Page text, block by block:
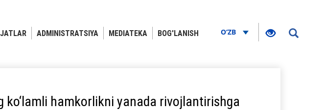
ADMINISTRATSIYA MEDIATEKA BOG'LANISH O‘ZB
ko‘lamli hamkorlikni yanada rivojlantirishga